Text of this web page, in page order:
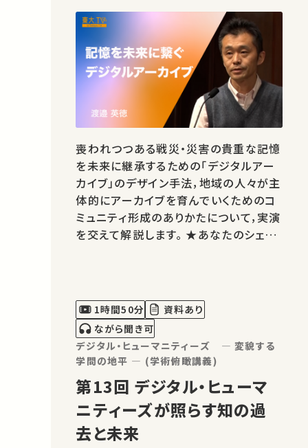
喪われつつある戦災・災害の貴重な記憶
を未来に継承するための「デジタルアー
カイブ」のデザイン手法，地域の人々が主
体的にアーカイブを育んでいくためのコ
ミュニティ形成のありかたについて，実演
を交えて解説します。 ★あなたのシェア
営・著作権処理・映像編集：東京大学 大
学総合教育研究センター こ…
1時間50分
資料あり
ながら聞き可
デジタル・ヒューマニティーズ ― 変貌する
学問の地平 ― (学術俯瞰講義)
第13回 デジタル・ヒューマ
ニティーズが照らす知の過
去と未来